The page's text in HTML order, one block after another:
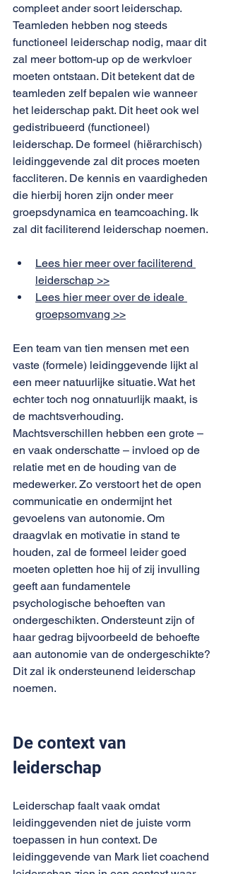
compleet ander soort leiderschap.
Teamleden hebben nog steeds
functioneel leiderschap nodig, maar dit
zal meer bottom-up op de werkvloer
moeten ontstaan. Dit betekent dat de
teamleden zelf bepalen wie wanneer
het leiderschap pakt. Dit heet ook wel
gedistribueerd (functioneel)
leiderschap. De formeel (hiërarchisch)
leidinggevende zal dit proces moeten
faccliteren. De kennis en vaardigheden
die hierbij horen zijn onder meer
groepsdynamica en teamcoaching. Ik
zal dit faciliterend leiderschap noemen.
Lees hier meer over faciliterend
leiderschap >>
Lees hier meer over de ideale
groepsomvang >>
Een team van tien mensen met een
vaste (formele) leidinggevende lijkt al
een meer natuurlijke situatie. Wat het
echter toch nog onnatuurlijk maakt, is
de machtsverhouding.
Machtsverschillen hebben een grote –
en vaak onderschatte – invloed op de
relatie met en de houding van de
medewerker. Zo verstoort het de open
communicatie en ondermijnt het
gevoelens van autonomie. Om
draagvlak en motivatie in stand te
houden, zal de formeel leider goed
moeten opletten hoe hij of zij invulling
geeft aan fundamentele
psychologische behoeften van
ondergeschikten. Ondersteunt zijn of
haar gedrag bijvoorbeeld de behoefte
aan autonomie van de ondergeschikte?
Dit zal ik ondersteunend leiderschap
noemen.
De context van
leiderschap
Leiderschap faalt vaak omdat
leidinggevenden niet de juiste vorm
toepassen in hun context. De
leidinggevende van Mark liet coachend